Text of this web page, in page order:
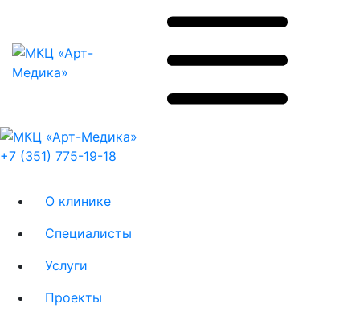
+7 (351) 775-19-18
О клинике
Специалисты
Услуги
Проекты